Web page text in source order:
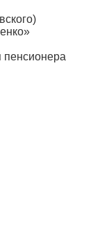
пенсионера